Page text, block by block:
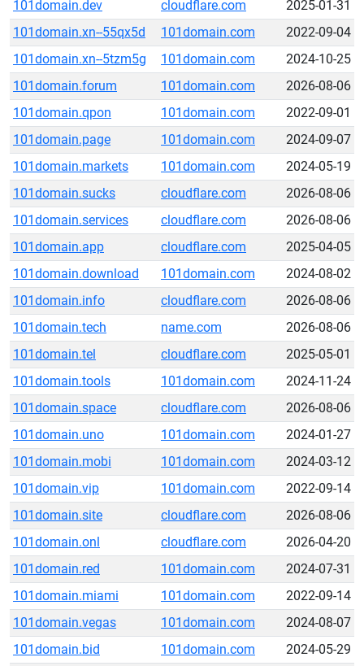
101domain.dev cloudflare.com
2025-01-31
101domain.xn--55qx5d
101domain.com
2022-09-04
101domain.xn--5tzm5g
101domain.com
2024-10-25
101domain.forum
101domain.com
2026-08-06
101domain.qpon
101domain.com
2022-09-01
101domain.page
101domain.com
2024-09-07
101domain.markets
101domain.com
2024-05-19
101domain.sucks
cloudflare.com
2026-08-06
101domain.services
cloudflare.com
2026-08-06
101domain.app
cloudflare.com
2025-04-05
101domain.download
101domain.com
2024-08-02
101domain.info
cloudflare.com
2026-08-06
101domain.tech
name.com
2026-08-06
101domain.tel
cloudflare.com
2025-05-01
101domain.tools
101domain.com
2024-11-24
101domain.space
cloudflare.com
2026-08-06
101domain.uno
101domain.com
2024-01-27
101domain.mobi
101domain.com
2024-03-12
101domain.vip
101domain.com
2022-09-14
101domain.site
cloudflare.com
2026-08-06
101domain.onl
cloudflare.com
2026-04-20
101domain.red
101domain.com
2024-07-31
101domain.miami
101domain.com
2022-09-14
101domain.vegas
101domain.com
2024-08-07
101domain.bid
101domain.com
2024-05-29